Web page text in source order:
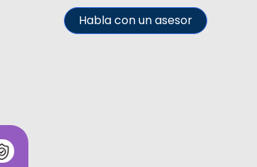
Habla con un asesor